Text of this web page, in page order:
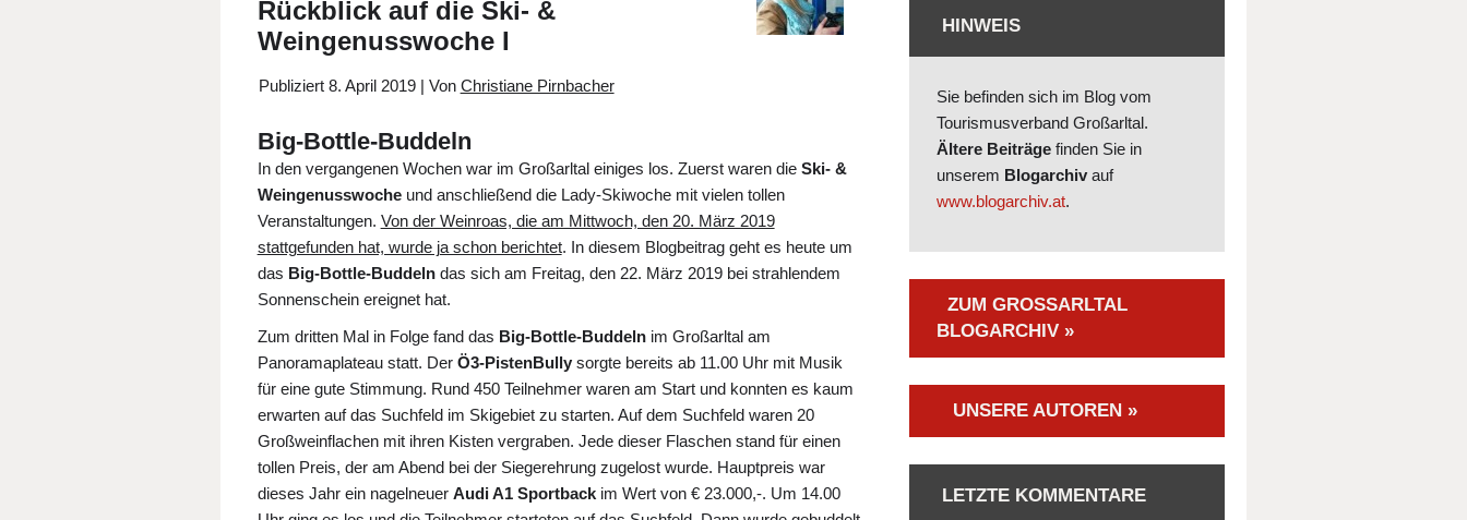
Rückblick auf die Ski- &
Weingenusswoche I
Publiziert 8. April 2019| Von Christiane Pirnbacher
Big-Bottle-Buddeln
In den vergangenen Wochen war im Großarltal einiges los. Zuerst waren die Ski- &
Weingenusswocheund anschließend die Lady-Skiwoche mit vielen tollen
Veranstaltungen. Von der Weinroas, die am Mittwoch, den 20. März 2019
stattgefunden hat, wurde ja schon berichtet. In diesem Blogbeitrag geht es heute um
das Big-Bottle-Buddelndas sich am Freitag, den 22. März 2019 bei strahlendem
Sonnenschein ereignet hat.
Zum dritten Mal in Folge fand das Big-Bottle-Buddelnim Großarltal am
Panoramaplateau statt. Der Ö3-PistenBullysorgte bereits ab 11.00 Uhr mit Musik
für eine gute Stimmung. Rund 450 Teilnehmer waren am Start und konnten es kaum
erwarten auf das Suchfeld im Skigebiet zu starten. Auf dem Suchfeld waren 20
Großweinflachen mit ihren Kisten vergraben. Jede dieser Flaschen stand für einen
tollen Preis, der am Abend bei der Siegerehrung zugelost wurde. Hauptpreis war
dieses Jahr ein nagelneuer Audi A1 Sportbackim Wert von € 23.000,-. Um 14.00
HINWEIS
Sie befinden sich im Blog vom
Tourismusverband Großarltal.
Ältere Beiträgefinden Sie in
unserem Blogarchivauf
www.blogarchiv.at.
ZUM GROSSARLTAL B
LOGARCHIV »
UNSERE AUTOREN »
LETZTE KOMMENTARE